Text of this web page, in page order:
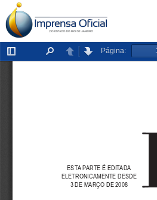
Exibir/ocultar
painel
LocalizarAnteriorPróxima
Página:
ESTA PARTE É EDITADA
ELETRONICAMENTE DESDE
3 DE MARÇO DE 2008